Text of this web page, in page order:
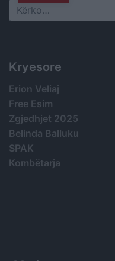
Search
Kryesore
Erion Veliaj
Free Esim
Zgjedhjet 2025
Belinda Balluku
SPAK
Kombëtarja